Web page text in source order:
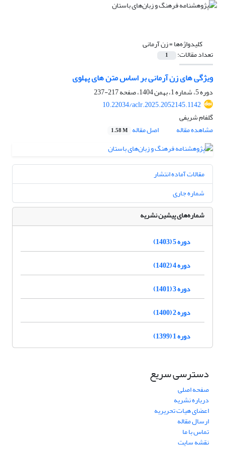
کلیدواژه‌ها =زن آرمانی‌
تعداد مقالات: 1
ویژگی های زن آرمانی بر اساس متن های پهلوی
دوره 5، شماره 1، بهمن 1404، صفحه
217-237
10.22034/aclr.2025.2052145.1142
گلفام شریفی
مشاهده مقاله
اصل مقاله 1.58 M
مقالات آماده انتشار
شماره جاری
شماره‌های پیشین نشریه
دوره 5 (1403)
دوره 4 (1402)
دوره 3 (1401)
دوره 2 (1400)
دوره 1 (1399)
دسترسی سریع
صفحه اصلی
درباره نشریه
اعضای هیات تحریریه
ارسال مقاله
تماس با ما
نقشه سایت